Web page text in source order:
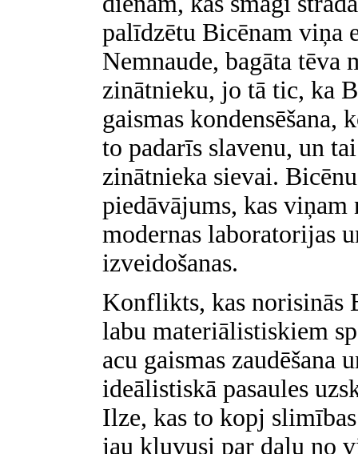
palīdzētu Bicēnam viņa
Nemnaude, bagāta tēva
zinātnieku, jo tā tic, ka
gaismas
to padarīs slavenu, un
zinātnieka sievai.
piedāvājums, kas
modernas laboratorijas
izveidošanas.
Konflikts, kas norisinās
labu materiālistiskiem
acu gaismas zaudēšana
ideālistiskā pasaules
Ilze, kas to kopj
jau kļuvusi par daļu no